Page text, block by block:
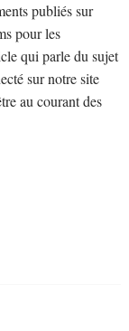
publiés sur
pour les
qui parle du sujet
sur notre site
au courant des